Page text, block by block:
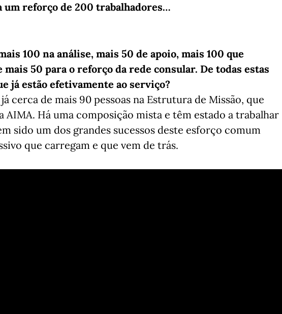
um reforço de 200 trabalhadores…
100 na análise, mais 50 de apoio, mais 100 que
mais 50 para o reforço da rede consular. De todas estas
já estão efetivamente ao serviço?
cerca de mais 90 pessoas na Estrutura de Missão, que
AIMA. Há uma composição mista e têm estado a trabalhar
sido um dos grandes sucessos deste esforço comum
que carregam e que vem de trás.